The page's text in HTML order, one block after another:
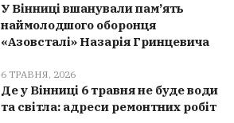
У Вінниці вшанували пам’ять
наймолодшого оборонця
«Азовсталі» Назарія Гринцевича
6 ТРАВНЯ, 2026
Де у Вінниці 6 травня не буде води
та світла: адреси ремонтних робіт